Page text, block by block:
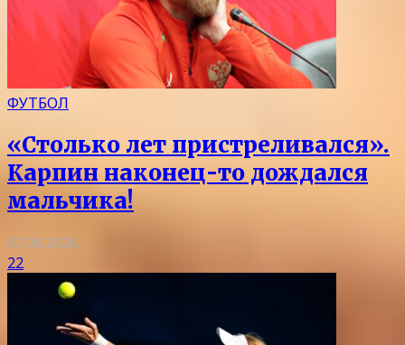
ФУТБОЛ
«Столько лет пристреливался».
Карпин наконец-то дождался
мальчика!
07.08.2026
22